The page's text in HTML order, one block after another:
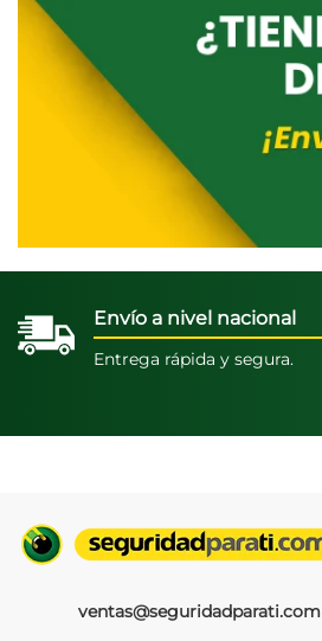
Envío a nivel nacional
Entrega rápida y segura.
ventas@seguridadparati.com